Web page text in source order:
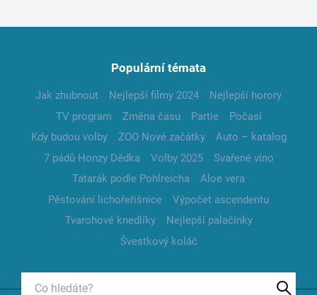
Populární témata
Jak zhubnout Nejlepší filmy 2024
Nejlepší horory
TV program
Změna času Partie
Počasí
Kdy budou volby
ZOO Nové začátky
Auto – katalog
7 pádů Honzy Dědka
Volby 2025
Svařené víno
Tatarák podle Pohlreicha
Aloe vera
Pěstování lichořeřišnice
Výpočet ascendentu
Tvarohové knedlíky
Nejlepší palačinky
Švestkový koláč